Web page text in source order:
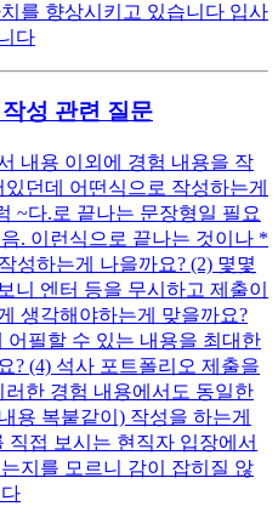
를 향상시키고 있습니다 입사
다
성 관련 질문
내용 이외에 경험 내용을 작
던데 어떤식으로 작성하는게
~다.로 끝나는 문장형일 필요
. 이런식으로 끝나는 것이나 *
성하는게 나을까요? (2) 몇몇
니 엔터 등을 무시하고 제출이
생각해야하는게 맞을까요?
어필할 수 있는 내용을 최대한
? (4) 석사 포트폴리오 제출을
한 경험 내용에서도 동일한
용 복붙같이) 작성을 하는게
직접 보시는 현직자 입장에서
지를 모르니 감이 잡히질 않